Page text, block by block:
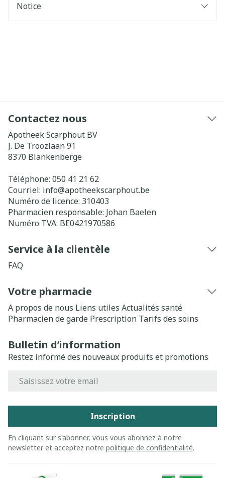
Notice
Contactez nous
Apotheek Scarphout BV
J. De Troozlaan 91
8370 Blankenberge
Téléphone: 050 41 21 62
Courriel: info@apotheekscarphout.be
Numéro de licence: 310403
Pharmacien responsable: Johan Baelen
Numéro TVA: BE0421970586
Service à la clientèle
FAQ
Votre pharmacie
A propos de nous Liens utiles Actualités santé
Pharmacien de garde Prescription Tarifs des soins
Bulletin d’information
Restez informé des nouveaux produits et promotions
Inscription
En cliquant sur s'abonner, vous vous abonnez à notre
newsletter et acceptez notre politique de confidentialité.